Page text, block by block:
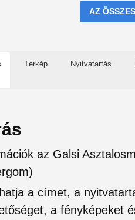
AZ
Térkép Nyitvatartás
az Galsi
a címet, a
a fényképeket